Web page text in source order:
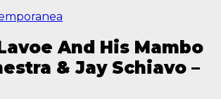
And His Mambo
& Jay Schiavo –